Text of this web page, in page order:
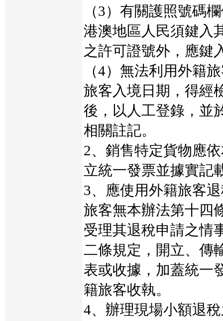
（3）有關護照號碼
港澳地區人民須鍵入
之許可證號外，應鍵
（4）無法利用外籍
旅客入境日期，得經
後，以人工登錄，並
相關註記。
2、銷售特定貨物應
立統一發票並據實記
3、應使用外籍旅客
旅客無本辦法第十四
受理其退稅申請之情
二條規定，開立、傳
表或收據，加蓋統一
籍旅客收執。
4、辦理現場小額退